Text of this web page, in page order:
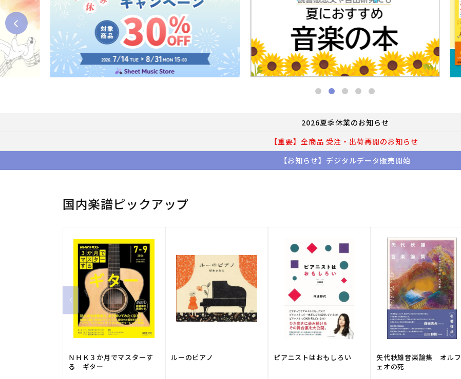
2026夏季休業のお知らせ
【重要】全商品 受注・出荷再開のお知らせ
【お知らせ】デジタルデータ販売開始
国内楽譜ピックアップ
ＮＨＫ３か月でマスターす
る ギター
ルーのピアノ ピアニストはおもしろい
矢代秋雄音楽論集 オルフ
ェオの死